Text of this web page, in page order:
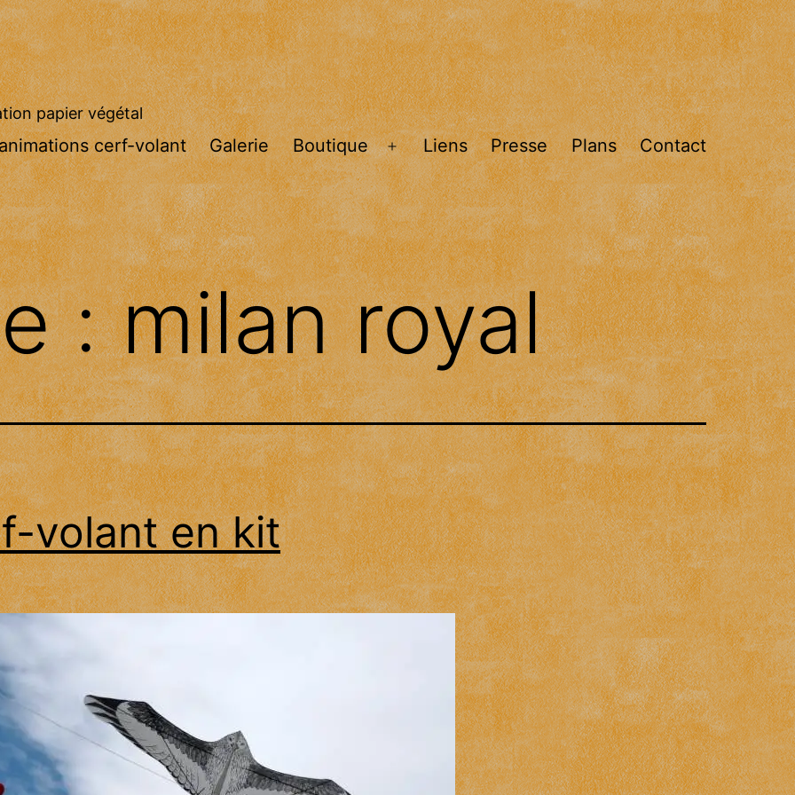
papier végétal
cerf-volant Galerie Boutique
Ouvrir
le
menu
Liens Presse Plans Contact
:milan royal
volant en kit